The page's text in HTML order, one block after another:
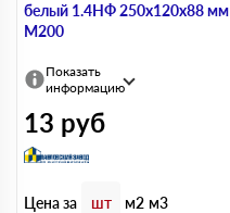
белый 1.4НФ 250х120х88 мм
М200
Показать
информацию
13 руб
Цена за шт м2 м3